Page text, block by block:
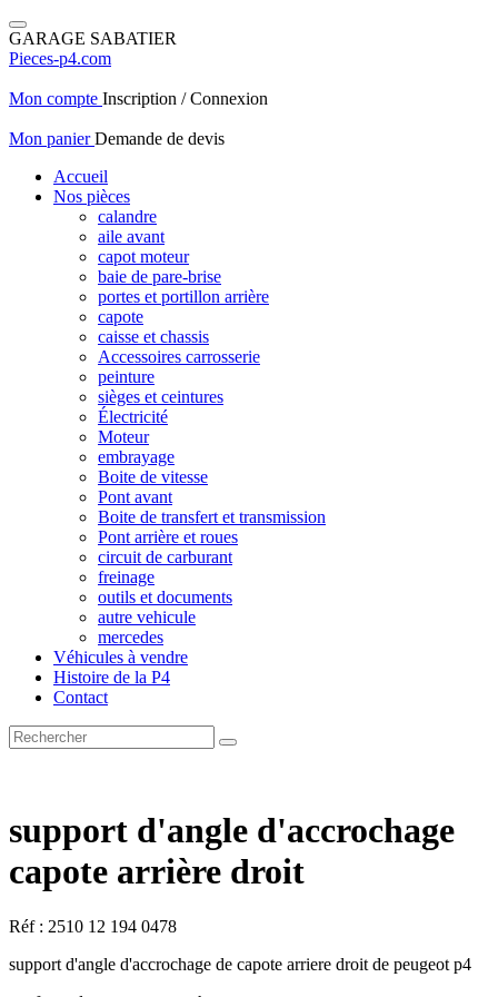
GARAGE SABATIER
Pieces-p4.com
Mon compte Inscription / Connexion
Mon panierDemande de devis
Accueil
Nos pièces
calandre
aile avant
capot moteur
baie de pare-brise
portes et portillon arrière
capote
caisse et chassis
Accessoires carrosserie
peinture
sièges et ceintures
Électricité
Moteur
embrayage
Boite de vitesse
Pont avant
Boite de transfert et transmission
Pont arrière et roues
circuit de carburant
freinage
outils et documents
autre vehicule
mercedes
Véhicules à vendre
Histoire de la P4
Contact
support d'angle d'accrochage
capote arrière droit
Réf : 2510 12 194 0478
support d'angle d'accrochage de capote arriere droit de peugeot p4